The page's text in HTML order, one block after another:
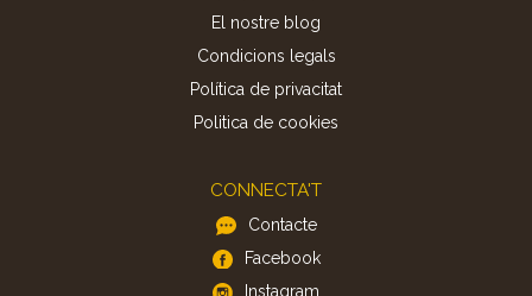
El nostre blog
Condicions legals
Política de privacitat
Politica de cookies
CONNECTA'T
Contacte
Facebook
Instagram